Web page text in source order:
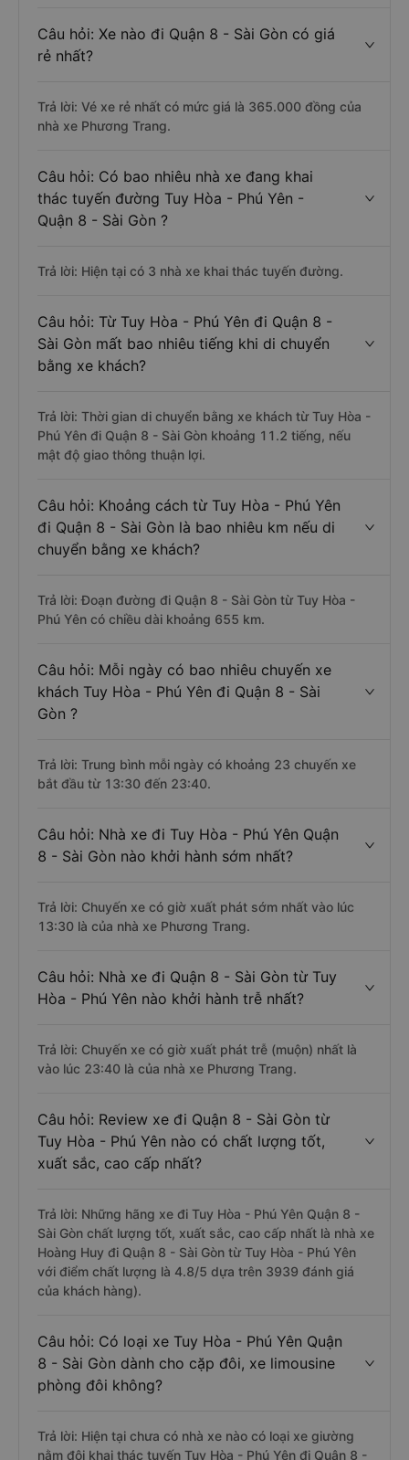
Câu hỏi: Xe nào đi Quận 8 - Sài Gòn có giá
rẻ nhất?
Trả lời: Vé xe rẻ nhất có mức giá là 365.000 đồng của
nhà xe Phương Trang.
Câu hỏi: Có bao nhiêu nhà xe đang khai
thác tuyến đường Tuy Hòa - Phú Yên -
Quận 8 - Sài Gòn ?
Trả lời: Hiện tại có 3 nhà xe khai thác tuyến đường.
Câu hỏi: Từ Tuy Hòa - Phú Yên đi Quận 8 -
Sài Gòn mất bao nhiêu tiếng khi di chuyển
bằng xe khách?
Trả lời: Thời gian di chuyển bằng xe khách từ Tuy Hòa -
Phú Yên đi Quận 8 - Sài Gòn khoảng 11.2 tiếng, nếu
mật độ giao thông thuận lợi.
Câu hỏi: Khoảng cách từ Tuy Hòa - Phú Yên
đi Quận 8 - Sài Gòn là bao nhiêu km nếu di
chuyển bằng xe khách?
Trả lời: Đoạn đường đi Quận 8 - Sài Gòn từ Tuy Hòa -
Phú Yên có chiều dài khoảng 655 km.
Câu hỏi: Mỗi ngày có bao nhiêu chuyến xe
khách Tuy Hòa - Phú Yên đi Quận 8 - Sài
Gòn ?
Trả lời: Trung bình mỗi ngày có khoảng 23 chuyến xe
bắt đầu từ 13:30 đến 23:40.
Câu hỏi: Nhà xe đi Tuy Hòa - Phú Yên Quận
8 - Sài Gòn nào khởi hành sớm nhất?
Trả lời: Chuyến xe có giờ xuất phát sớm nhất vào lúc
13:30 là của nhà xe Phương Trang.
Câu hỏi: Nhà xe đi Quận 8 - Sài Gòn từ Tuy
Hòa - Phú Yên nào khởi hành trễ nhất?
Trả lời: Chuyến xe có giờ xuất phát trễ (muộn) nhất là
vào lúc 23:40 là của nhà xe Phương Trang.
Câu hỏi: Review xe đi Quận 8 - Sài Gòn từ
Tuy Hòa - Phú Yên nào có chất lượng tốt,
xuất sắc, cao cấp nhất?
Trả lời: Những hãng xe đi Tuy Hòa - Phú Yên Quận 8 -
Sài Gòn chất lượng tốt, xuất sắc, cao cấp nhất là nhà xe
Hoàng Huy đi Quận 8 - Sài Gòn từ Tuy Hòa - Phú Yên
với điểm chất lượng là 4.8/5 dựa trên 3939 đánh giá
của khách hàng).
Câu hỏi: Có loại xe Tuy Hòa - Phú Yên Quận
8 - Sài Gòn dành cho cặp đôi, xe limousine
phòng đôi không?
Trả lời: Hiện tại chưa có nhà xe nào có loại xe giường
nằm đôi khai thác tuyến Tuy Hòa - Phú Yên đi Quận 8 -